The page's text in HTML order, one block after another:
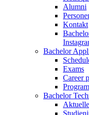
Alumni
Kontakt
Bachelor
Exams
Career
Bachelor